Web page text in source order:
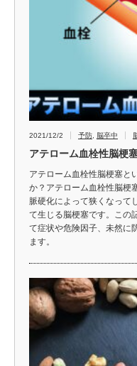
2021/12/2 予防 脳卒中
アテローム血栓性脳梗
アテローム血栓性脳梗塞と
か？アテローム血栓性脳梗
脈硬化によって狭くなって
て生じる脳梗塞です。この
て症状や危険因子、未然に
ます。